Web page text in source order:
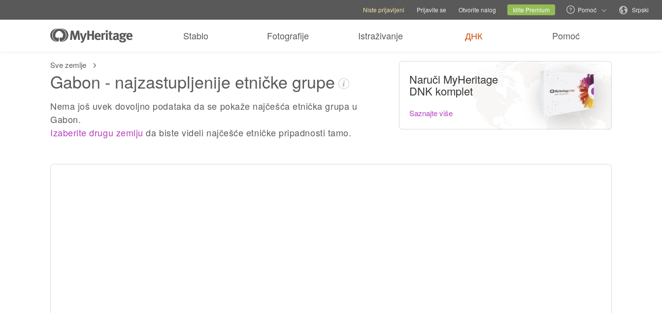
Trenutni sajtPromenite jezik
Niste prijavljeni Prijavite se Otvorite nalog Idite Premium Pomoć Srpski
Stablo Fotografije Istraživanje ДНК Pomoć
Sve zemlje
Gabon - najzastupljenije etničke grupe
Nema još uvek dovoljno podataka da se pokaže najčešća etnička grupa u
Gabon.
Izaberite drugu zemlju da biste videli najčešće etničke pripadnosti tamo.
Naruči MyHeritage
DNK komplet
Saznajte više